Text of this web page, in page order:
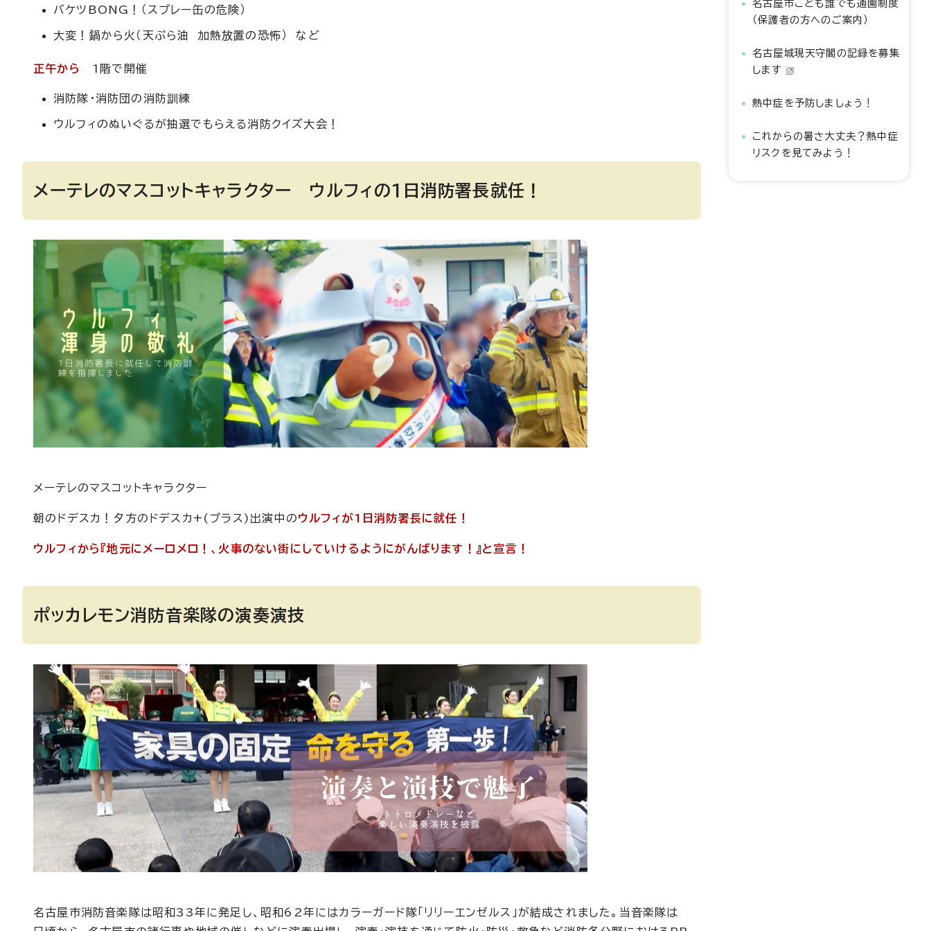
バケツBONG！（スプレー缶の危険）
大変！鍋から火（天ぷら油 加熱放置の恐怖） など
正午から 1階で開催
消防隊・消防団の消防訓練
ウルフィのぬいぐるが抽選でもらえる消防クイズ大会！
メーテレのマスコットキャラクター ウルフィの1日消防署長就任！
メーテレのマスコットキャラクター
朝のドデスカ！夕方のドデスカ+(プラス)出演中のウルフィが1日消防署長に就任！
ウルフィから『地元にメーロメロ！、火事のない街にしていけるようにがんばります！』と宣言！
ポッカレモン消防音楽隊の演奏演技
名古屋市消防音楽隊は昭和33年に発足し、昭和62年にはカラーガード隊「リリーエンゼルス」が結成されました。当音楽隊は
名古屋市こども誰でも通園制度
（保護者の方へのご案内）
名古屋城現天守閣の記録を募集
します
熱中症を予防しましょう！
これからの暑さ大丈夫？熱中症
リスクを見てみよう！